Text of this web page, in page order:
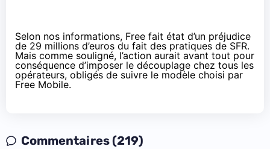
Selon nos informations, Free fait état d’un préjudice
de 29 millions d’euros du fait des pratiques de SFR.
Mais comme souligné, l’action aurait avant tout pour
conséquence d’imposer le découplage chez tous les
opérateurs, obligés de suivre le modèle choisi par
Free Mobile.
Commentaires (219)